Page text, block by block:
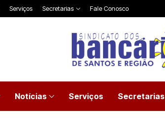
Serviços Secretarias Fale Conosco
Notícias Serviços Secretarias